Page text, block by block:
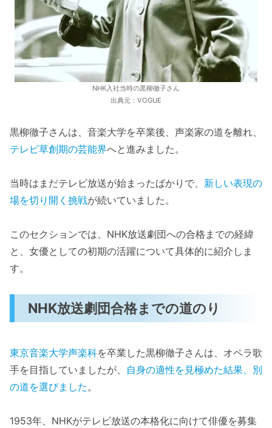
NHK入社当時の黒柳徹子さん
出典元：VOGUE
黒柳徹子さんは、音楽大学を卒業後、声楽家の道を離れ、
テレビ草創期の芸能界へと進みました。
当時はまだテレビ放送が始まったばかりで、 新しい表現の
場を切り開く挑戦が続いていました。
このセクションでは、NHK放送劇団への合格までの経緯
と、女優としての初期の活躍について具体的に紹介しま
す。
NHK放送劇団合格までの道のり
東京音楽大学声楽科を卒業した黒柳徹子さんは、オペラ歌
手を目指していましたが、 自身の適性を見極めた結果、別
の道を選びました。
1953年、NHKがテレビ放送の本格化に向けて俳優を募集